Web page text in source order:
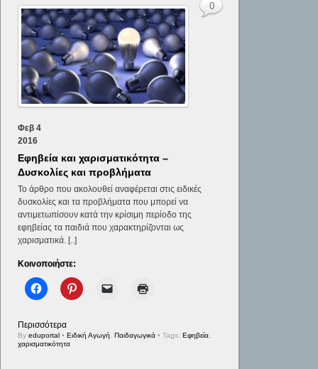
Φεβ 4
2016
Εφηβεία και χαρισματικότητα –
Δυσκολίες και προβλήματα
Το άρθρο που ακολουθεί αναφέρεται στις ειδικές
δυσκολίες και τα προβλήματα που μπορεί να
αντιμετωπίσουν κατά την κρίσιμη περίοδο της
εφηβείας τα παιδιά που χαρακτηρίζονται ως
χαρισματικά. [..]
Κοινοποιήστε:
Περισσότερα
Byeduportal • Ειδική Αγωγή ,Παιδαγωγικά
0
• Tags:Εφηβεία
χαρισματικότητα